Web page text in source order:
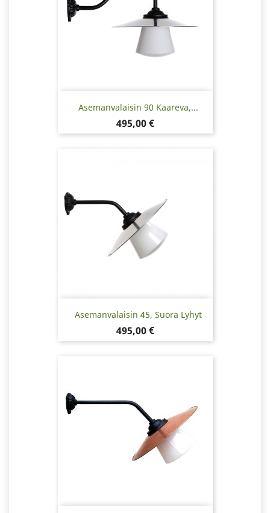
Asemanvalaisin 90 Kaareva,...
Hinta
495,00 €
Asemanvalaisin 45, Suora Lyhyt
Hinta
495,00 €